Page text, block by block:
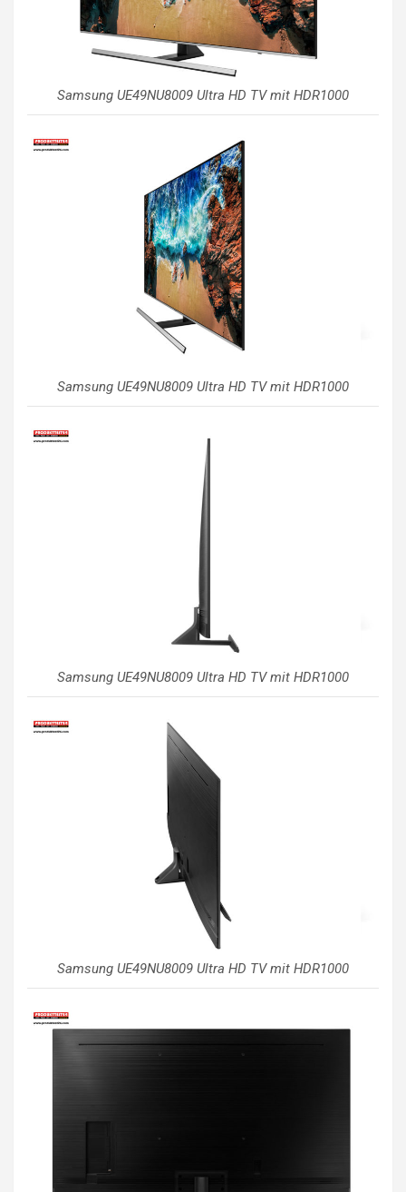
Samsung UE49NU8009 Ultra HD TV mit HDR1000
Samsung UE49NU8009 Ultra HD TV mit HDR1000
Samsung UE49NU8009 Ultra HD TV mit HDR1000
Samsung UE49NU8009 Ultra HD TV mit HDR1000